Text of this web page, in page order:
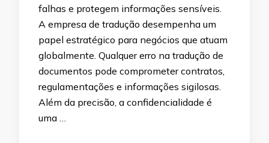
falhas e protegem informações sensíveis.
A empresa de tradução desempenha um
papel estratégico para negócios que atuam
globalmente. Qualquer erro na tradução de
documentos pode comprometer contratos,
regulamentações e informações sigilosas.
Além da precisão, a confidencialidade é
uma …